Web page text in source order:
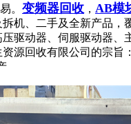
。 变频器回收 ， AB模
机、二手及全新产品
动器、伺服驱动器、
源回收有限公司的宗